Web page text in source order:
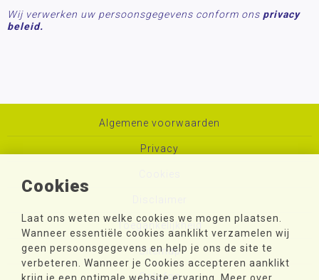
Cookies
Laat ons weten welke cookies we mogen plaatsen.
Wanneer essentiële cookies aanklikt verzamelen wij
geen persoonsgegevens en help je ons de site te
verbeteren. Wanneer je Cookies accepteren aanklikt
Wij verwerken uw persoonsgegevens conform ons privacy
beleid.
Algemene voorwaarden
Privacy
Toegankelijkheid
Sitemap
Colofon